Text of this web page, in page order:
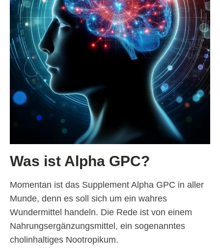
Was ist Alpha GPC?
Momentan ist das Supplement Alpha GPC in aller
Munde, denn es soll sich um ein wahres
Wundermittel handeln. Die Rede ist von einem
Nahrungsergänzungsmittel, ein sogenanntes
cholinhaltiges Nootropikum.